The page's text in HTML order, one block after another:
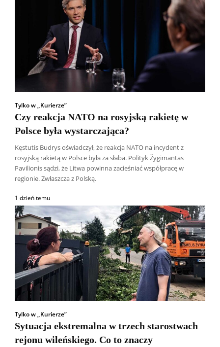
Tylko w „Kurierze”
Czy reakcja NATO na rosyjską rakietę w
Polsce była wystarczająca?
Kęstutis Budrys oświadczył, że reakcja NATO na incydent z
rosyjską rakietą w Polsce była za słaba. Polityk Žygimantas
Pavilionis sądzi, że Litwa powinna zacieśniać współpracę w
regionie. Zwłaszcza z Polską.
1 dzień temu
Tylko w „Kurierze”
Sytuacja ekstremalna w trzech starostwach
rejonu wileńskiego. Co to znaczy